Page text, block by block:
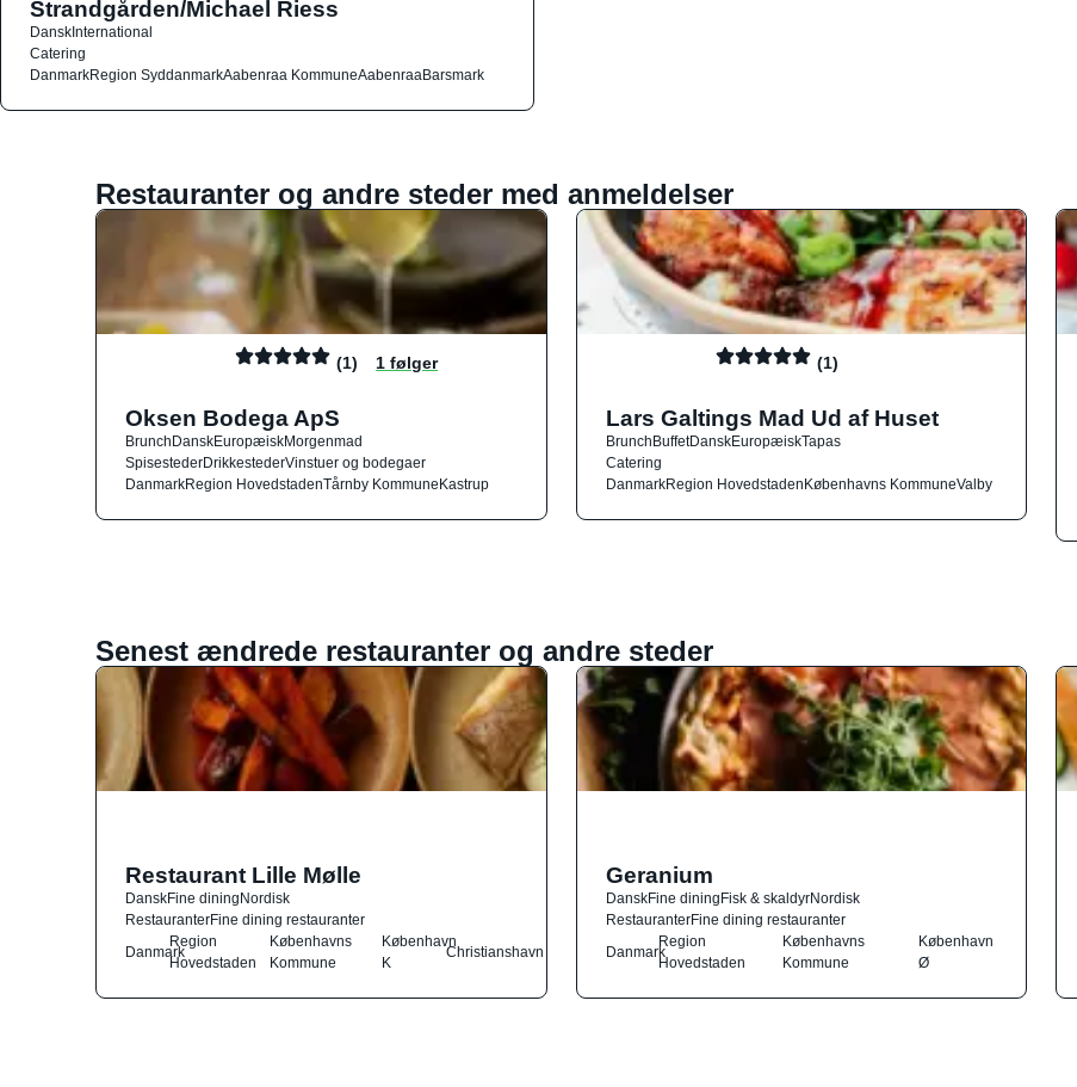
Strandgården/Michael Riess
DanskInternational
Catering
DanmarkRegion SyddanmarkAabenraa KommuneAabenraaBarsmark
Restauranter og andre steder med anmeldelser
(1) 1 følger
Oksen Bodega ApS
BrunchDanskEuropæiskMorgenmad
SpisestederDrikkestederVinstuer og bodegaer
DanmarkRegion HovedstadenTårnby KommuneKastrup
(1)
Lars Galtings Mad Ud af Huset
BrunchBuffetDanskEuropæiskTapas
Catering
DanmarkRegion HovedstadenKøbenhavns KommuneValby
Senest ændrede restauranter og andre steder
Restaurant Lille Mølle
DanskFine diningNordisk
RestauranterFine dining restauranter
Danmark
Region
Hovedstaden
Københavns
Kommune
København
K
Christianshavn
Geranium
DanskFine diningFisk & skaldyrNordisk
RestauranterFine dining restauranter
Danmark
Region
Hovedstaden
Københavns
Kommune
København
Ø